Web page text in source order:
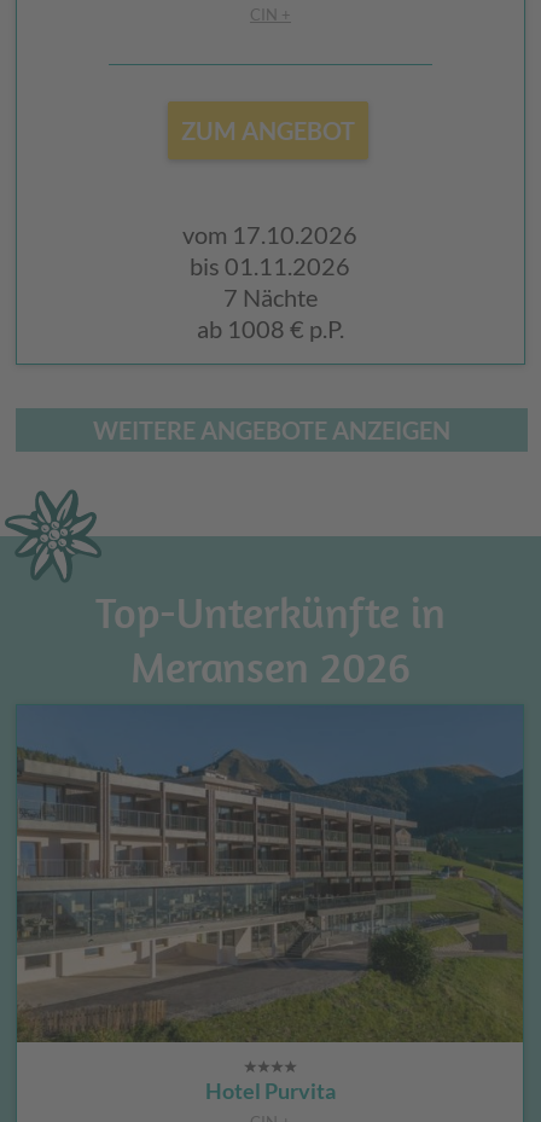
CIN +
ZUM ANGEBOT
vom 17.10.2026
bis 01.11.2026
7 Nächte
ab1008 € p.P.
WEITERE ANGEBOTE ANZEIGEN
Top-Unterkünfte in
Meransen 2026
Hotel Purvita